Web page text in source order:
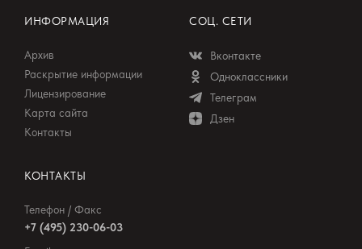
ИНФОРМАЦИЯ
Архив
Раскрытие информации
Лицензирование
Карта сайта
Контакты
СОЦ. СЕТИ
Вконтакте
Одноклассники
Телеграм
Дзен
КОНТАКТЫ
Телефон / Факс
+7 (495) 230-06-03